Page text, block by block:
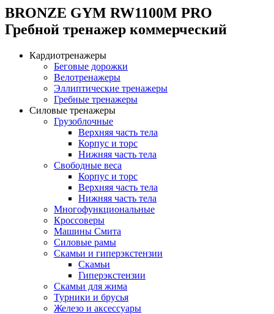
BRONZE GYM RW1100M PRO
Гребной тренажер коммерческий
Кардиотренажеры
Беговые дорожки
Велотренажеры
Эллиптические тренажеры
Гребные тренажеры
Силовые тренажеры
Грузоблочные
Верхняя часть тела
Корпус и торс
Нижняя часть тела
Свободные веса
Корпус и торс
Верхняя часть тела
Нижняя часть тела
Многофункциональные
Кроссоверы
Машины Смита
Силовые рамы
Скамьи и гиперэкстензии
Скамьи
Гиперэкстензии
Скамьи для жима
Турники и брусья
Железо и аксессуары